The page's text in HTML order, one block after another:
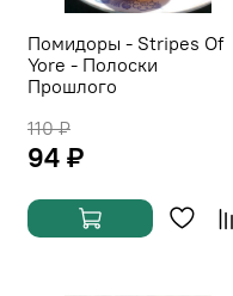
Помидоры - Stripes Of
Yore - Полоски
Прошлого
110 ₽
94 ₽